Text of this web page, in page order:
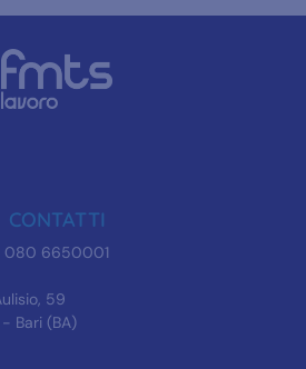
CONTATTI
080 6650001
59
Bari (BA)